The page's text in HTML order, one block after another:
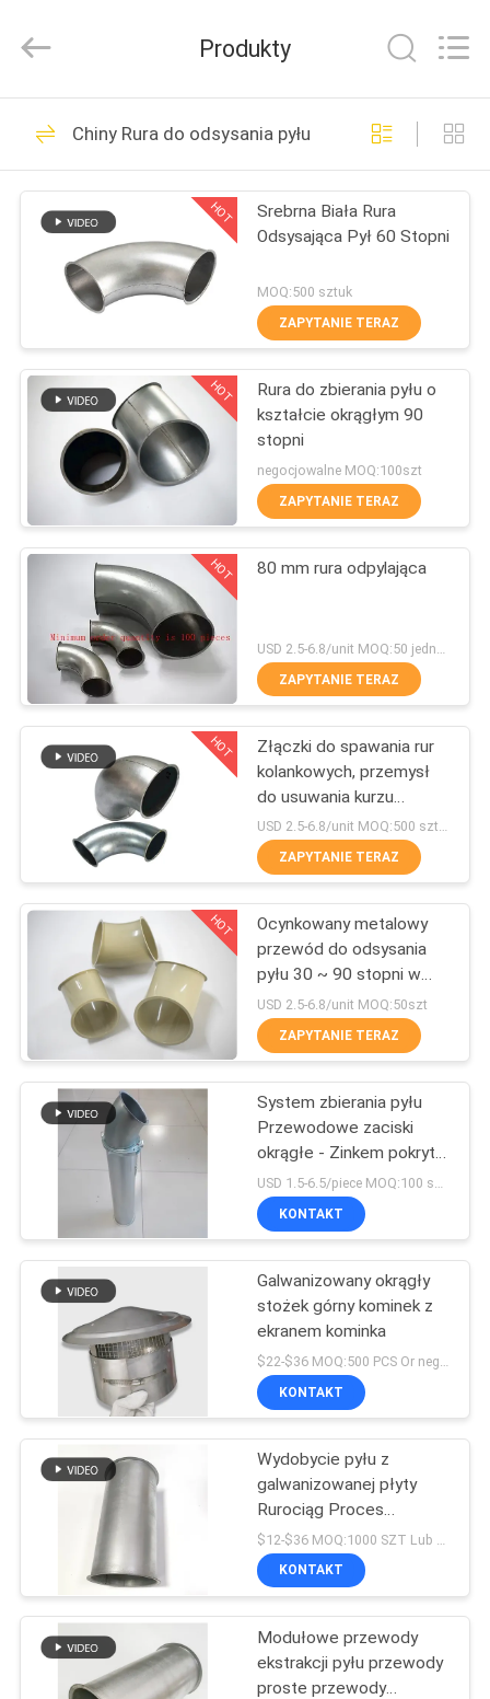
DOMU
PRODUKTY
WYCIECZKA
FABRYCE
KONTROLA
JAKOŚCI
SKONTAKTUJ
SIĘ
NAMI
NOWOŚCI
SPRAWY
SITEMAP
PRIVACY
POLICY
WOODOO
TRADE
Rights
Zaciski do rur o
dużej wytrzymałości
188
Ocynkowany zacisk
rurowy
152
Szybkozłączka do
Quick Release
Rura do odsysania
pyłu
97
Brama wybuchowa
do zbierania pyłu
76
Przepustnice
strefowe kanału
72
Części do
stemplowania
metali
153
Produkty
Chiny Rura do odsysania pyłu
HOT
Srebrna Biała Rura
Odsysająca Pył 60 Stopni
MOQ:500 sztuk
ZAPYTANIE TERAZ
HOT
Rura do zbierania pyłu o
kształcie okrągłym 90
stopni
negocjowalne MOQ:100szt
ZAPYTANIE TERAZ
HOT 80 mm rura odpylająca
ZAPYTANIE TERAZ
HOT
Złączki do spawania rur
kolankowych, przemysł
do usuwania kurzu
Metalowy przewód do
zbierania pyłu
USD 2.5-6.8/unit MOQ:500 sztuk
ZAPYTANIE TERAZ
HOT
Ocynkowany metalowy
przewód do odsysania
pyłu 30 ~ 90 stopni w
architekturze chemicznej
pyłu
USD 2.5-6.8/unit MOQ:50szt
ZAPYTANIE TERAZ
System zbierania pyłu
Przewodowe zaciski
okrągłe - Zinkem pokryty
materiał DX51D+Z275
KONTAKT
Galwanizowany okrągły
stożek górny kominek z
ekranem kominka
KONTAKT
Wydobycie pyłu z
galwanizowanej płyty
Rurociąg Proces
zbierania pyłu wentylacja
Flanged przewody
KONTAKT
Modułowe przewody
ekstrakcji pyłu przewody
proste przewody